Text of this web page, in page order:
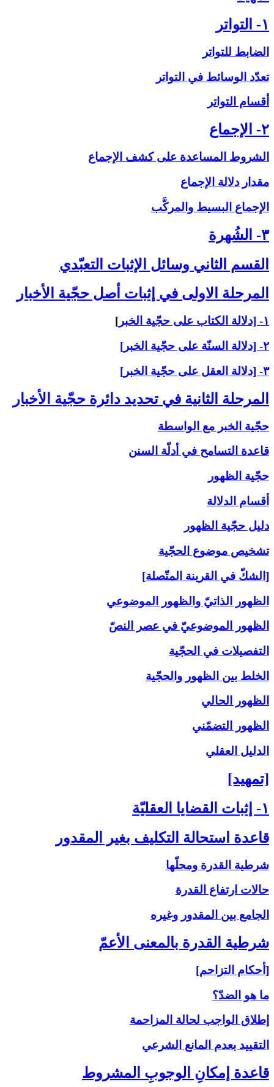
۱- التواتر
الضابط للتواتر
تعدّد الوسائط في التواتر
أقسام التواتر
۲- الإجماع‏
الشروط المساعدة على‏ كشف الإجماع
مقدار دلالة الإجماع
الإجماع البسيط والمركَّب
۳- الشُهرة
القسم الثاني ‏وسائل الإثبات التعبّدي‏
المرحلة الاولى ‏في إثبات أصل حجّية الأخبار
۱- [دلالة الكتاب على حجّية الخبر
]
۲- [دلالة السنّة على حجّية الخبر]
۳- [دلالة العقل على حجّية الخبر]
المرحلة الثانية في تحديد دائرة حجّية الأخبار
حجّية الخبر مع الواسطة
قاعدة التسامح في أدلّة السنن
حجّية الظهور
أقسام الدلالة
دليل حجّية الظهور
تشخيص موضوع الحجّية
[الشكّ في القرينة المتّصلة]
الظهور الذاتيّ والظهور الموضوعي
الظهور الموضوعيّ في عصر النصّ
التفصيلات في الحجّية
الخلط بين الظهور والحجّية
الظهور الحالي
الظهور التضمّني
الدليل العقلي
[تمهيد]
۱- إثبات القضايا العقليّة
قاعدة استحالة التكليف بغير المقدور
شرطية القدرة ومحلّها
حالات ارتفاع القدرة
الجامع بين المقدور وغيره
شرطية القدرة بالمعنى‏ الأعمّ‏
[أحكام التزاحم]
ما هو الضدّ؟
إطلاق الواجب لحالة المزاحمة
التقييد بعدم المانع الشرعي
قاعدة إمكانِ الوجوبِ المشروط